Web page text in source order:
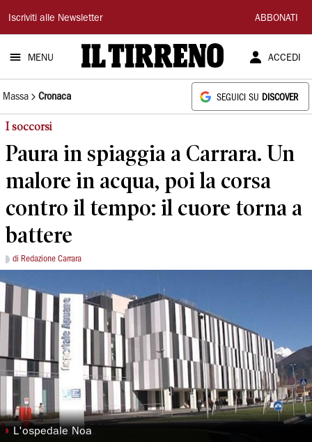
Il
Tirreno
Iscriviti alle Newsletter ABBONATI
MENU ACCEDI
Massa Cronaca SEGUICI SU DISCOVER
I soccorsi
Paura in spiaggia a Carrara. Un
malore in acqua, poi la corsa
contro il tempo: il cuore torna a
battere
di Redazione Carrara
◗ L'ospedale Noa